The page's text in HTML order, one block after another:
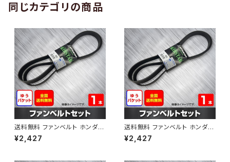
同じカテゴリの商品
送料無料 ファンベルト ホンダ
ゼスト 型式JE1 H18.03～H24.
11 （国内トップメーカー） 1本 H
¥2,427
送料無料 ファンベルト ホンダ ラ
イフ 型式JB6 H15.09～H20.1
1 （国内トップメーカー） 1本 HA
¥2,427